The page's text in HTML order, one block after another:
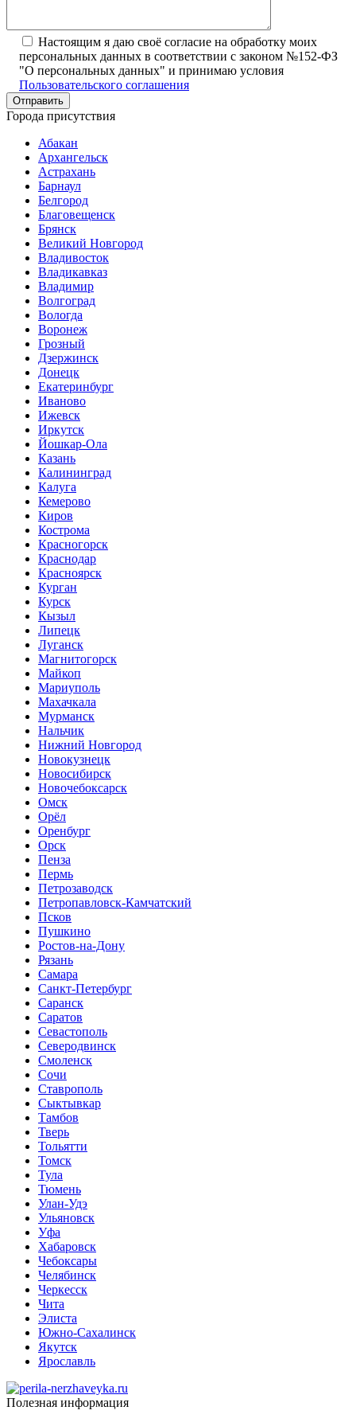
Настоящим я даю своё согласие на обработку моих
персональных данных в соответствии с законом №152-ФЗ
"О персональных данных" и принимаю условия
Пользовательского соглашения
Города присутствия
Абакан
Архангельск
Астрахань
Барнаул
Белгород
Благовещенск
Брянск
Великий Новгород
Владивосток
Владикавказ
Владимир
Волгоград
Вологда
Воронеж
Грозный
Дзержинск
Донецк
Екатеринбург
Иваново
Ижевск
Иркутск
Йошкар-Ола
Казань
Калининград
Калуга
Кемерово
Киров
Кострома
Красногорск
Краснодар
Красноярск
Курган
Курск
Кызыл
Липецк
Луганск
Магнитогорск
Майкоп
Мариуполь
Махачкала
Мурманск
Нальчик
Нижний Новгород
Новокузнецк
Новосибирск
Новочебоксарск
Омск
Орёл
Оренбург
Орск
Пенза
Пермь
Петрозаводск
Петропавловск-Камчатский
Псков
Пушкино
Ростов-на-Дону
Рязань
Самара
Санкт-Петербург
Саранск
Саратов
Севастополь
Северодвинск
Смоленск
Сочи
Ставрополь
Сыктывкар
Тамбов
Тверь
Тольятти
Томск
Тула
Тюмень
Улан-Удэ
Ульяновск
Уфа
Хабаровск
Чебоксары
Челябинск
Черкесск
Чита
Элиста
Южно-Сахалинск
Якутск
Ярославль
Полезная информация